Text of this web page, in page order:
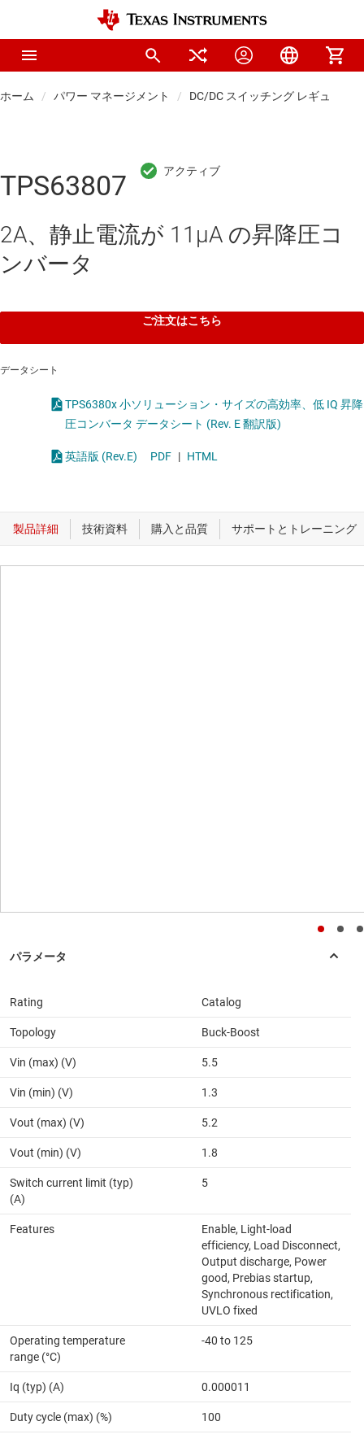
ホーム パワー マネージメント DC/DC スイッチング レギュレータ
TPS63807
2A、静止電流が 11μA の昇降圧コ
ンバータ
ご注文はこちら
データシート
TPS6380x 小ソリューション・サイズの高効率、低 IQ 昇降
圧コンバータ データシート (Rev. E 翻訳版)
英語版 (Rev.E) PDF | HTML
Rating Catalog
Topology Buck-Boost
Vin (max) (V) 5.5
Vin (min) (V) 1.3
Vout (max) (V) 5.2
Vout (min) (V) 1.8
Switch current limit (typ)
(A)
5
Features
Enable, Light-load
efficiency, Load Disconnect,
Output discharge, Power
good, Prebias startup,
Synchronous rectification,
UVLO fixed
Operating temperature
range (°C)
-40 to 125
Iq (typ) (A) 0.000011
Duty cycle (max) (%) 100